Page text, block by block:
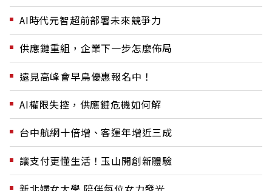
AI時代元智超前部署未來競爭力
供應鏈重組，企業下一步怎麼佈局
遠見高峰會早鳥優惠報名中！
AI權限失控，供應鏈危機如何解
台中航網十倍增、客運年增近三成
讓支付更懂生活！玉山開創新體驗